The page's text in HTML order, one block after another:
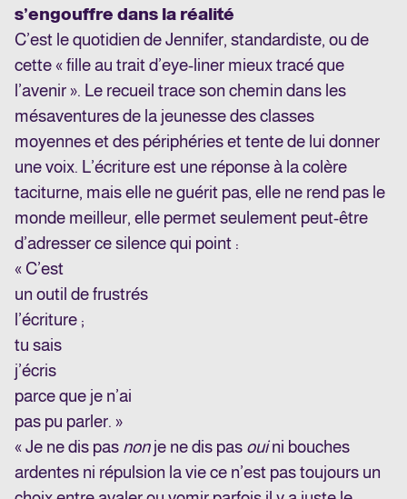
s’engouffre dans la réalité
C’est le quotidien de Jennifer, standardiste, ou de
cette « fille au trait d’eye-liner mieux tracé que
l’avenir ». Le recueil trace son chemin dans les
mésaventures de la jeunesse des classes
moyennes et des périphéries et tente de lui donner
une voix. L’écriture est une réponse à la colère
taciturne, mais elle ne guérit pas, elle ne rend pas le
monde meilleur, elle permet seulement peut-être
d’adresser ce silence qui point :
« C’est
un outil de frustrés
l’écriture ;
tu sais
j’écris
parce que je n’ai
pas pu parler. »
« Je ne dis pas nonje ne dis pas ouini bouches
ardentes ni répulsion la vie ce n’est pas toujours un